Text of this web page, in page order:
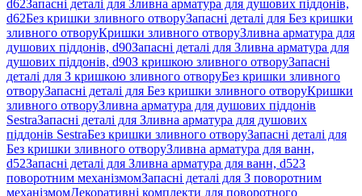
d62Запасні деталі для Зливна арматура для душових піддонів,
d62Без кришки зливного отворуЗапасні деталі для Без кришки
зливного отворуКришки зливного отворуЗливна арматура для
душових піддонів, d90Запасні деталі для Зливна арматура для
душових піддонів, d90З кришкою зливного отворуЗапасні
деталі для З кришкою зливного отворуБез кришки зливного
отворуЗапасні деталі для Без кришки зливного отворуКришки
зливного отворуЗливна арматура для душових піддонів
SestraЗапасні деталі для Зливна арматура для душових
піддонів SestraБез кришки зливного отворуЗапасні деталі для
Без кришки зливного отворуЗливна арматура для ванн,
d52Запасні деталі для Зливна арматура для ванн, d52З
поворотним механізмомЗапасні деталі для З поворотним
механізмомДекоративні комплекти для поворотного